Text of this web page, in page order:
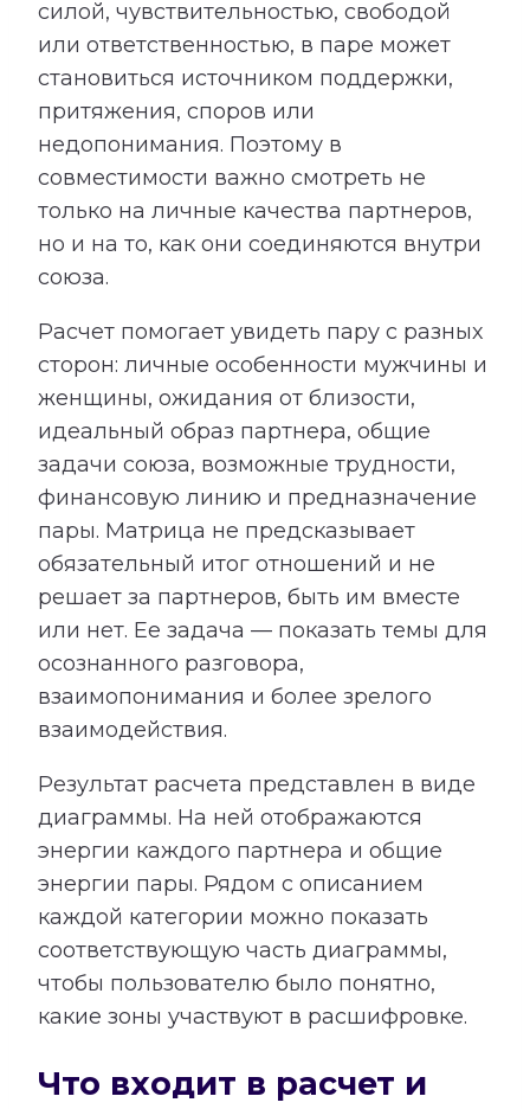
силой, чувствительностью, свободой
или ответственностью, в паре может
становиться источником поддержки,
притяжения, споров или
недопонимания. Поэтому в
совместимости важно смотреть не
только на личные качества партнеров,
но и на то, как они соединяются внутри
союза.
Расчет помогает увидеть пару с разных
сторон: личные особенности мужчины и
женщины, ожидания от близости,
идеальный образ партнера, общие
задачи союза, возможные трудности,
финансовую линию и предназначение
пары. Матрица не предсказывает
обязательный итог отношений и не
решает за партнеров, быть им вместе
или нет. Ее задача — показать темы для
осознанного разговора,
взаимопонимания и более зрелого
взаимодействия.
Результат расчета представлен в виде
диаграммы. На ней отображаются
энергии каждого партнера и общие
энергии пары. Рядом с описанием
каждой категории можно показать
соответствующую часть диаграммы,
чтобы пользователю было понятно,
какие зоны участвуют в расшифровке.
Что входит в расчет и